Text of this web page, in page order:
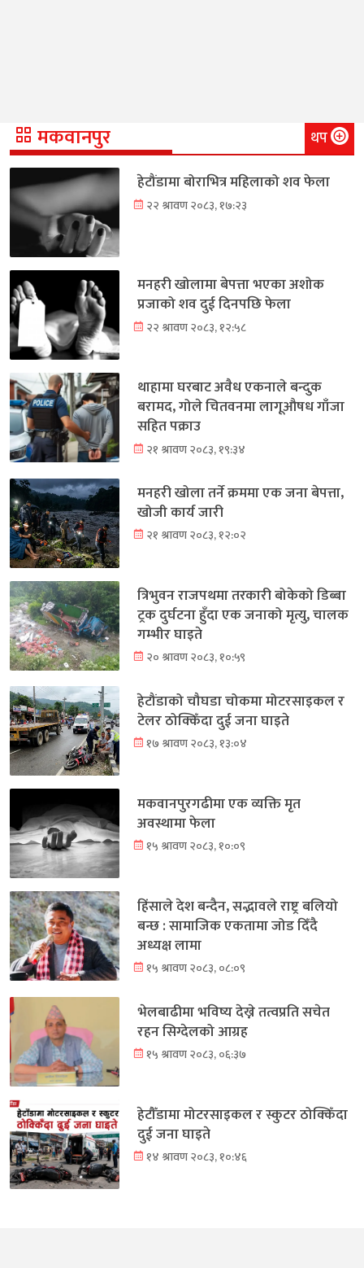
मकवानपुर थप
हेटौंडामा बोराभित्र महिलाको शव फेला
२२ श्रावण २०८३, १७:२३
मनहरी खोलामा बेपत्ता भएका अशोक
प्रजाको शव दुई दिनपछि फेला
२२ श्रावण २०८३, १२:५८
थाहामा घरबाट अवैध एकनाले बन्दुक
बरामद, गोले चितवनमा लागूऔषध गाँजा
सहित पक्राउ
२१ श्रावण २०८३, १९:३४
मनहरी खोला तर्ने क्रममा एक जना बेपत्ता,
खोजी कार्य जारी
२१ श्रावण २०८३, १२:०२
त्रिभुवन राजपथमा तरकारी बोकेको डिब्बा
ट्रक दुर्घटना हुँदा एक जनाको मृत्यु, चालक
गम्भीर घाइते
२० श्रावण २०८३, १०:५९
हेटौंडाको चौघडा चोकमा मोटरसाइकल र
टेलर ठोक्किँदा दुई जना घाइते
१७ श्रावण २०८३, १३:०४
मकवानपुरगढीमा एक व्यक्ति मृत
अवस्थामा फेला
१५ श्रावण २०८३, १०:०९
हिंसाले देश बन्दैन, सद्भावले राष्ट्र बलियो
बन्छ : सामाजिक एकतामा जोड दिँदै
अध्यक्ष लामा
१५ श्रावण २०८३, ०८:०९
भेलबाढीमा भविष्य देख्ने तत्वप्रति सचेत
रहन सिग्देलको आग्रह
१५ श्रावण २०८३, ०६:३७
हेटौँडामा मोटरसाइकल र स्कुटर ठोक्किँदा
दुई जना घाइते
१४ श्रावण २०८३, १०:४६